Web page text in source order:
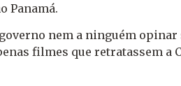
Panamá.
nem a ninguém
filmes que retratassem a